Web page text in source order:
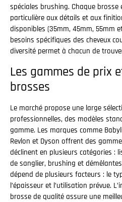
spéciales brushing. Chaque
particulière aux détails et aux
disponibles (35mm, 45mm, 55mm
besoins spécifiques des cheveux
diversité permet à chacun de
Les gammes de prix
brosses
Le marché propose une large
professionnelles, des modèles
gamme. Les marques comme
Revlon et Dyson offrent des
déclinent en plusieurs catégories :
de sanglier, brushing et
dépend de plusieurs facteurs : le
l’épaisseur et l’utilisation prévue.
brosse de qualité assure une